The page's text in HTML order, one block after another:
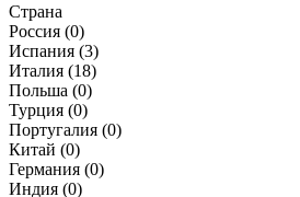
Страна
Россия (0)
Испания (3)
Италия (18)
Польша (0)
Турция (0)
Португалия (0)
Китай (0)
Германия (0)
Индия (0)